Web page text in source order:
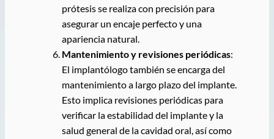
prótesis se realiza con precisión para
asegurar un encaje perfecto y una
apariencia natural.
Mantenimiento y revisiones periódicas:
El implantólogo también se encarga del
mantenimiento a largo plazo del implante.
Esto implica revisiones periódicas para
verificar la estabilidad del implante y la
salud general de la cavidad oral, así como